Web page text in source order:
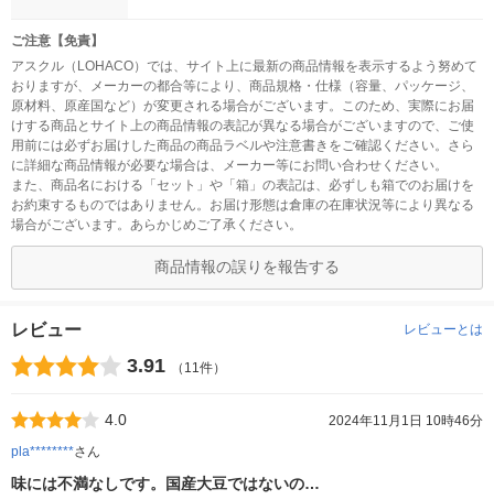
ご注意【免責】
アスクル（LOHACO）では、サイト上に最新の商品情報を表示するよう努めて
おりますが、メーカーの都合等により、商品規格・仕様（容量、パッケージ、
原材料、原産国など）が変更される場合がございます。このため、実際にお届
けする商品とサイト上の商品情報の表記が異なる場合がございますので、ご使
用前には必ずお届けした商品の商品ラベルや注意書きをご確認ください。さら
に詳細な商品情報が必要な場合は、メーカー等にお問い合わせください。
また、商品名における「セット」や「箱」の表記は、必ずしも箱でのお届けを
お約束するものではありません。お届け形態は倉庫の在庫状況等により異なる
場合がございます。あらかじめご了承ください。
商品情報の誤りを報告する
レビュー レビューとは
3.91 （11件）
4.0
2024年11月1日 10時46分
pla********さん
味には不満なしです。国産大豆ではないの…